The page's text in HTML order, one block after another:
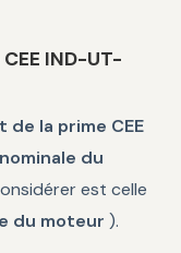
IND-UT-
de la prime CEE
du
est celle
du moteur ).